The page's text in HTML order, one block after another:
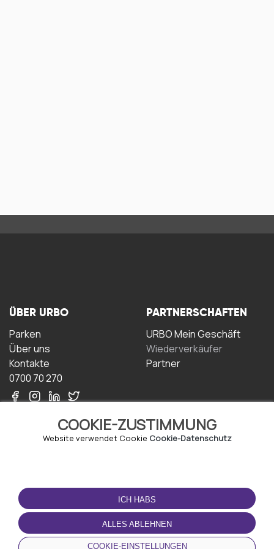
COOKIE-ZUSTIMMUNG
Website verwendet Cookie Cookie-Datenschutz
ICH HABS
ALLES ABLEHNEN
COOKIE-EINSTELLUNGEN
ÜBER URBO
Parken
Über uns
Kontakte
0700 70 270
PARTNERSCHAFTEN
URBO Mein Geschäft
Wiederverkäufer
Partner
NUTZUNGSBEDINGUNGEN
Geschäftsbedingungen
Datenschutz-
Bestimmungen
Cookie-Richtlinie
LADEN SIE DIE APP
HERUNTER